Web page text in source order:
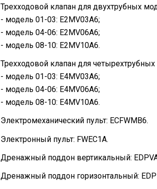
Трехходовой клапан для двухтрубных
- модель 01-03: E2MV03A6;
- модель 04-06: E2MV06A6;
- модель 08-10: E2MV10A6.
Трехходовой клапан для
- модель 01-03: E4MV03A6;
- модель 04-06: E4MV06A6;
- модель 08-10: E4MV10A6.
Электромеханический пульт: ECFWMB6.
Электронный пульт: FWEC1A.
Дренажный поддон вертикальный:
Дренажный поддон горизонтальный: